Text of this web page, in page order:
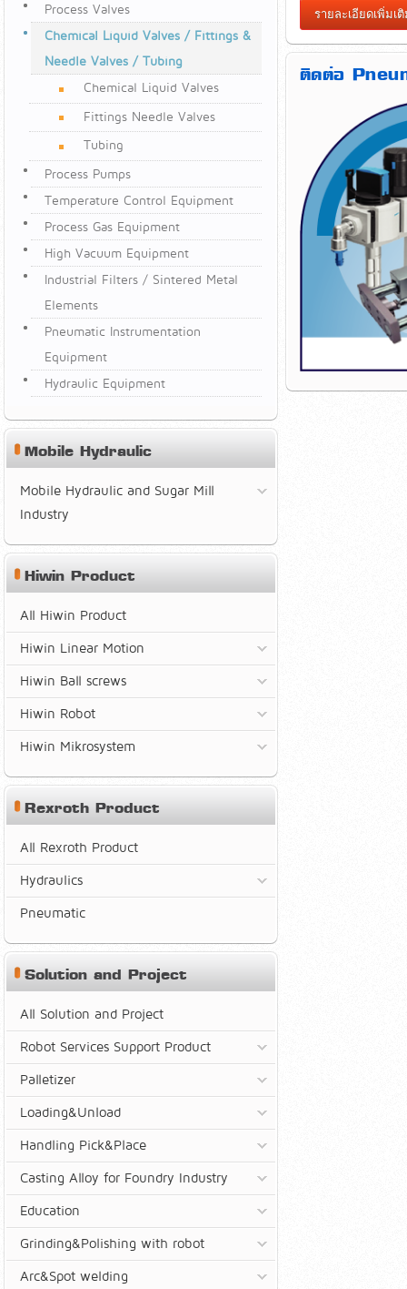
รายละเอียดเพิ่มเ
ติดต่อ
Process Valves
Chemical Liquid Valves / Fittings &
Needle Valves / Tubing
Chemical Liquid Valves
Fittings Needle Valves
Tubing
Process Pumps
Temperature Control Equipment
Process Gas Equipment
High Vacuum Equipment
Industrial Filters / Sintered Metal
Elements
Pneumatic Instrumentation
Equipment
Hydraulic Equipment
Mobile Hydraulic
Mobile Hydraulic and Sugar Mill
Industry
Hiwin Product
All Hiwin Product
Hiwin Linear Motion
Hiwin Ball screws
Hiwin Robot
Hiwin Mikrosystem
Rexroth Product
All Rexroth Product
Hydraulics
Pneumatic
Solution and Project
All Solution and Project
Robot Services Support Product
Palletizer
Loading&Unload
Handling Pick&Place
Casting Alloy for Foundry Industry
Education
Grinding&Polishing with robot
Arc&Spot welding